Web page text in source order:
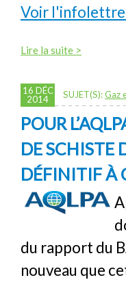
Voir l'infolettre
Lire la suite >
16 DÉC
2014
SUJET(S):Gaz
POUR
DE SCHISTE
DÉFINITIF À
du rapport du
nouveau que